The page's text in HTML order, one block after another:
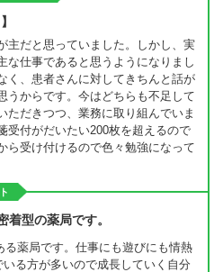
主だと思っていました。しかし、実
な仕事であると思うようになりまし
く、患者さんに対してきちんと話が
うからです。今はどちらも不足して
ただきつつ、業務に取り組んでいま
受付がだいたい200枚を超えるので
ら受け付けるので色々勉強になって
着型の薬局です。
る薬局です。仕事にも遊びにも情熱
る方が多いので成長していく自分